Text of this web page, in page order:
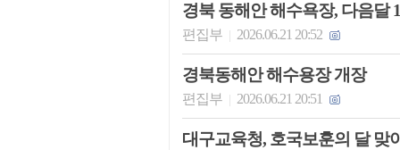
경북 동해안 해수욕장, 다음달
편집부 | 2026.06.21 20:52
경북동해안 해수용장 개장
편집부 | 2026.06.21 20:51
대구교육청, 호국보훈의 달 맞